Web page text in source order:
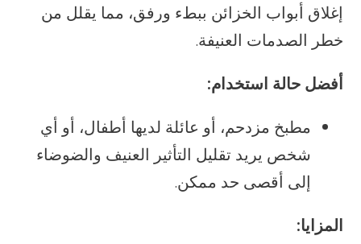
إغلاق أبواب الخزائن ببطء ورفق، مما يقلل من
خطر الصدمات العنيفة.
أفضل حالة استخدام:
مطبخ مزدحم، أو عائلة لديها أطفال، أو أي
شخص يريد تقليل التأثير العنيف والضوضاء
إلى أقصى حد ممكن.
المزايا: